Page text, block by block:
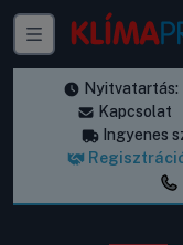
Nyitvatartás:
Kapcsolat
Ingyenes